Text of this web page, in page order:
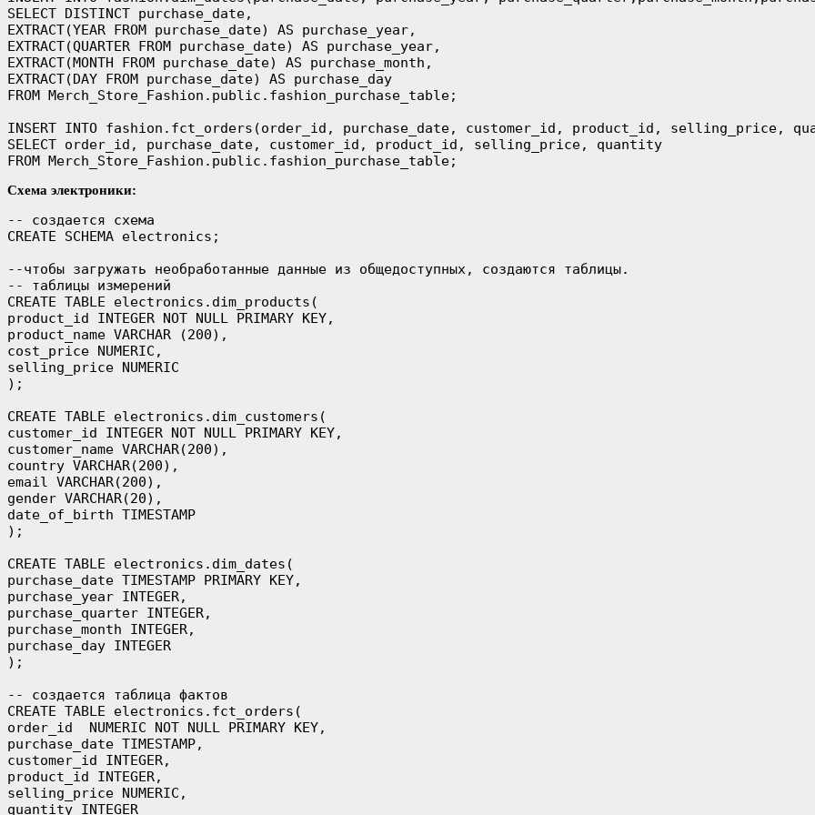
SELECT DISTINCT purchase_date,
EXTRACT(YEAR FROM purchase_date) AS purchase_year,
EXTRACT(QUARTER FROM purchase_date) AS purchase_year,
EXTRACT(MONTH FROM purchase_date) AS purchase_month,
EXTRACT(DAY FROM purchase_date) AS purchase_day
FROM Merch_Store_Fashion.public.fashion_purchase_table;
INSERT INTO fashion.fct_orders(order_id, purchase_date, customer_id, product_id, selling_price,
SELECT order_id, purchase_date, customer_id, product_id, selling_price, quantity
FROM Merch_Store_Fashion.public.fashion_purchase_table;
Схема электроники:
-- создается схема
CREATE SCHEMA electronics;
--чтобы загружать необработанные данные из общедоступных, создаются таблицы.
-- таблицы измерений
CREATE TABLE electronics.dim_products(
product_id INTEGER NOT NULL PRIMARY KEY,
product_name VARCHAR (200),
cost_price NUMERIC,
selling_price NUMERIC
);
CREATE TABLE electronics.dim_customers(
customer_id INTEGER NOT NULL PRIMARY KEY,
customer_name VARCHAR(200),
country VARCHAR(200),
email VARCHAR(200),
gender VARCHAR(20),
date_of_birth TIMESTAMP
);
CREATE TABLE electronics.dim_dates(
purchase_date TIMESTAMP PRIMARY KEY,
purchase_year INTEGER,
purchase_quarter INTEGER,
purchase_month INTEGER,
purchase_day INTEGER
);
-- создается таблица фактов
CREATE TABLE electronics.fct_orders(
order_id  NUMERIC NOT NULL PRIMARY KEY,
purchase_date TIMESTAMP,
customer_id INTEGER,
product_id INTEGER,
selling_price NUMERIC,
quantity INTEGER